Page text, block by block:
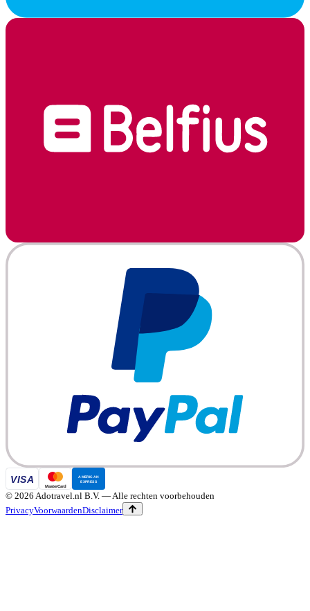
© 2026 Adotravel.nl B.V. — Alle rechten voorbehouden
PrivacyVoorwaardenDisclaimer